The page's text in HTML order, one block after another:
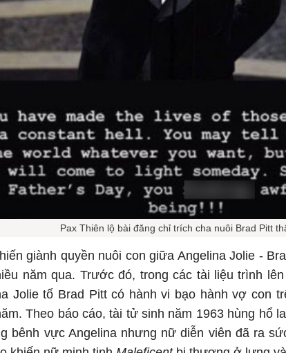
Pax Thiên lộ bài đăng chỉ trích cha nuôi Brad Pitt
giành quyền nuôi con giữa Angelina Jolie -
năm qua. Trước đó, trong các tài liệu trình
Jolie tố Brad Pitt có hành vi bạo hành vợ con
Theo báo cáo, tài tử sinh năm 1963 hùng hổ
bênh vực Angelina nhưng nữ diễn viên đã ra